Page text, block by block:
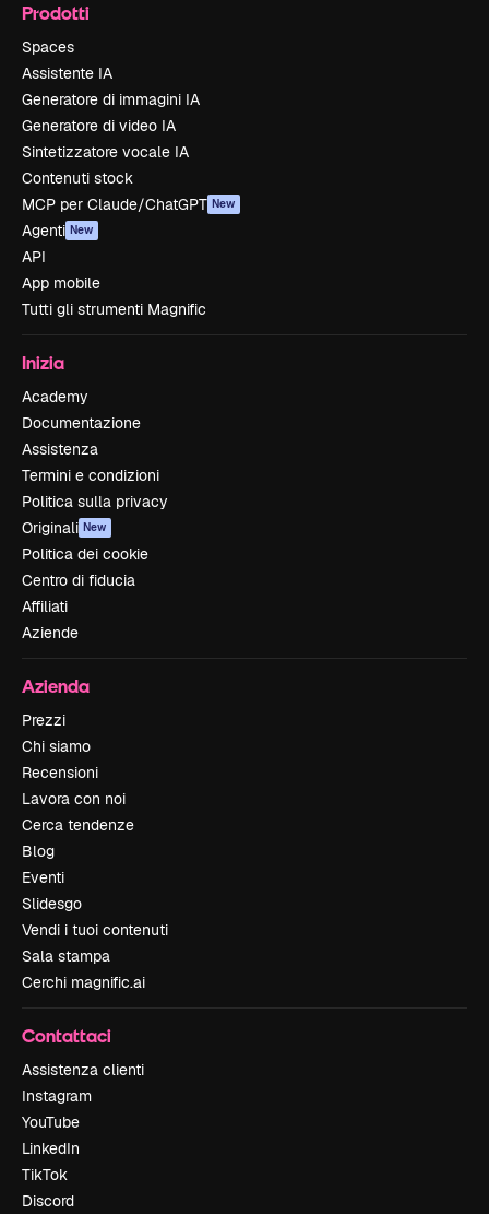
Prodotti
Spaces
Assistente IA
Generatore di immagini IA
Generatore di video IA
Sintetizzatore vocale IA
Contenuti stock
MCP per Claude/ChatGPT New
Agenti New
API
App mobile
Tutti gli strumenti Magnific
Inizia
Academy
Documentazione
Assistenza
Termini e condizioni
Politica sulla privacy
Originali New
Politica dei cookie
Centro di fiducia
Affiliati
Aziende
Azienda
Prezzi
Chi siamo
Recensioni
Lavora con noi
Cerca tendenze
Blog
Eventi
Slidesgo
Vendi i tuoi contenuti
Sala stampa
Cerchi magnific.ai
Contattaci
Assistenza clienti
Instagram
YouTube
LinkedIn
TikTok
Discord